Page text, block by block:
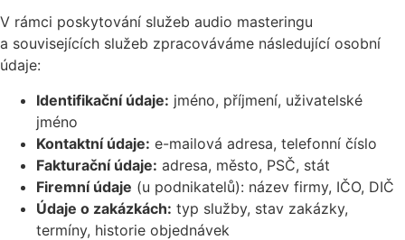
V rámci poskytování služeb audio masteringu
a souvisejících služeb zpracováváme následující osobní
údaje:
Identifikační údaje: jméno, příjmení, uživatelské
jméno
Kontaktní údaje: e-mailová adresa, telefonní číslo
Fakturační údaje: adresa, město, PSČ, stát
Firemní údaje (u podnikatelů): název firmy, IČO, DIČ
Údaje o zakázkách: typ služby, stav zakázky,
termíny, historie objednávek